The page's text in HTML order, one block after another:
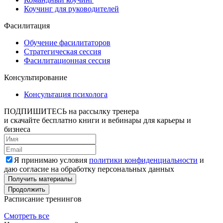
Коучинг для руководителей
Фасилитация
Обучение фасилитаторов
Стратегическая сессия
Фасилитационная сессия
Консультирование
Консультация психолога
ПОДПИШИТЕСЬ на рассылку тренера
и скачайте бесплатно книги и вебинары для карьеры и
бизнеса
Я принимаю условия политики конфиденциальности и
даю согласие на обработку персональных данных
Получить материалы
Продолжить
Расписание тренингов
Смотреть все